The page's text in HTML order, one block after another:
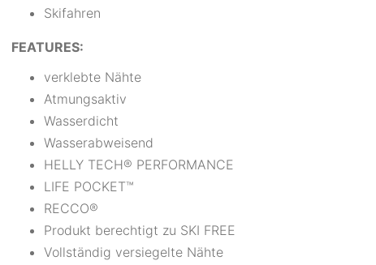
Skifahren
FEATURES:
verklebte Nähte
Atmungsaktiv
Wasserdicht
Wasserabweisend
HELLY TECH® PERFORMANCE
LIFE POCKET™
RECCO®
Produkt berechtigt zu SKI FREE
Vollständig versiegelte Nähte